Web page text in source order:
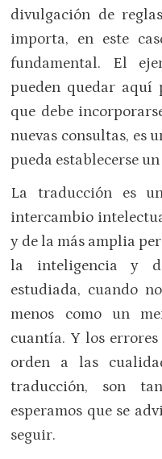
divulgación de
importa, en este
fundamental. El
pueden quedar aquí
que debe
nuevas consultas, es
pueda establecerse
La traducción es
intercambio
y de la más amplia
la inteligencia y
estudiada, cuando
menos como un
cuantía. Y los
orden a las
traducción, son
esperamos que se
seguir.